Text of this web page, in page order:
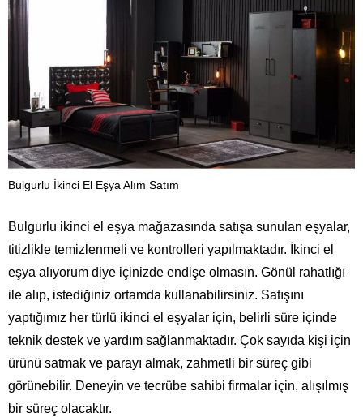
Bulgurlu İkinci El Eşya Alım Satım
Bulgurlu ikinci el eşya mağazasında satışa sunulan eşyalar,
titizlikle temizlenmeli ve kontrolleri yapılmaktadır. İkinci el
eşya alıyorum diye içinizde endişe olmasın. Gönül rahatlığı
ile alıp, istediğiniz ortamda kullanabilirsiniz. Satışını
yaptığımız her türlü ikinci el eşyalar için, belirli süre içinde
teknik destek ve yardım sağlanmaktadır. Çok sayıda kişi için
ürünü satmak ve parayı almak, zahmetli bir süreç gibi
görünebilir. Deneyin ve tecrübe sahibi firmalar için, alışılmış
bir süreç olacaktır.